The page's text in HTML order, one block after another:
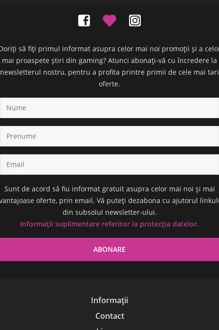
să fiți primul informat asupra celor mai noi promoții și a
mai proaspete știri din gaming? Atunci abonați-vă cu încredere la
newsletterul nostru, pentru a profita printre primii de cele mai tari
oferte.
Sunt de acord să fiu informat gratuit asupra celor mai noi și mai
oferte, prin email. Vă puteți dezabona cu ajutorul
din subsolul newsletter-ului.
Informații suplimentare referitor la protecția datelor.
Informații
Contact